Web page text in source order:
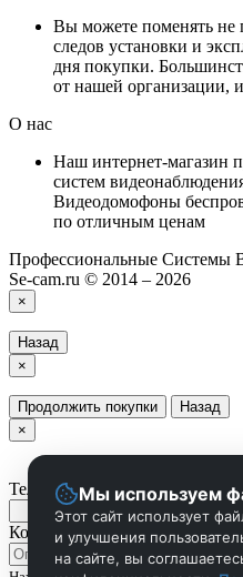
Вы можете поменять не
следов установки и
дня покупки.
от нашей организации,
О нас
Наш интернет-магазин
систем
Видеодомофоны
по отличным ценам
Профессиональные Системы
Se-cam.ru © 2014 – 2026
×
Назад
×
Продолжить покупки
Назад
×
Телефон
Комментарий
Мы используем
Этот сайт использует
и улучшения
на сайте, вы